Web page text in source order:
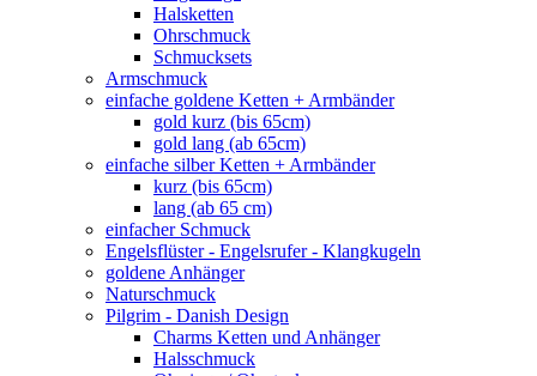
Halsketten
Ohrschmuck
Schmucksets
Armschmuck
einfache goldene Ketten + Armbänder
gold kurz (bis 65cm)
gold lang (ab 65cm)
einfache silber Ketten + Armbänder
kurz (bis 65cm)
lang (ab 65 cm)
einfacher Schmuck
Engelsflüster - Engelsrufer - Klangkugeln
goldene Anhänger
Naturschmuck
Pilgrim - Danish Design
Charms Ketten und Anhänger
Halsschmuck